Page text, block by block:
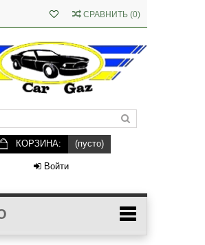
СРАВНИТЬ (0)
КОРЗИНА: (пусто)
Войти